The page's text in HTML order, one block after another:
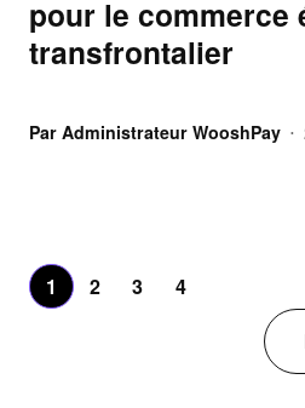
pour le commerce
transfrontalier
Par Administrateur WooshPay •
1 2 3
4